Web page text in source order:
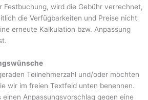
Festbuchung, wird die Gebühr verrechnet,
die Verfügbarkeiten und Preise nicht
erneute Kalkulation bzw. Anpassung
Teilnehmerzahl und/oder möchten
wir im freien Textfeld unten benennen.
Anpassungsvorschlag gegen eine